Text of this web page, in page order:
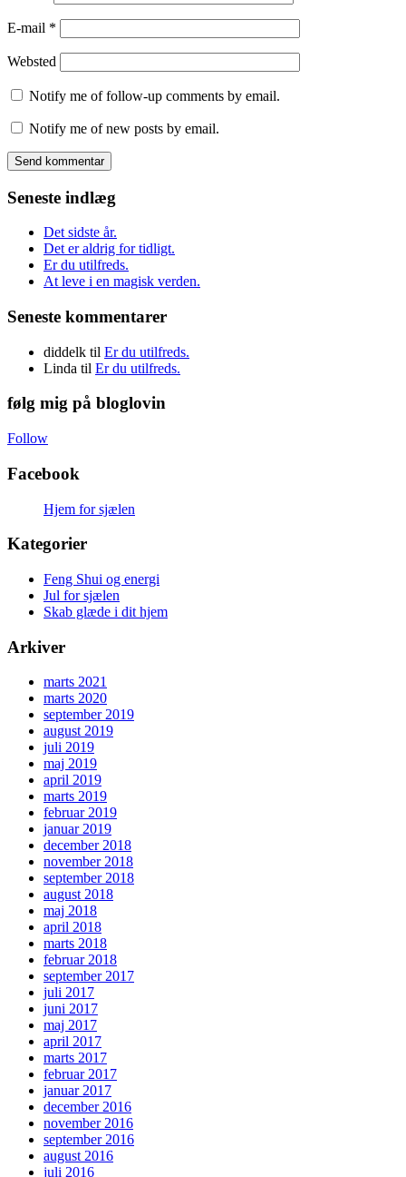
E-mail *
Websted
Notify me of follow-up comments by email.
Notify me of new posts by email.
Seneste indlæg
Det sidste år.
Det er aldrig for tidligt.
Er du utilfreds.
At leve i en magisk verden.
Seneste kommentarer
diddelk til Er du utilfreds.
Linda til Er du utilfreds.
følg mig på bloglovin
Follow
Facebook
Hjem for sjælen
Kategorier
Feng Shui og energi
Jul for sjælen
Skab glæde i dit hjem
Arkiver
marts 2021
marts 2020
september 2019
august 2019
juli 2019
maj 2019
april 2019
marts 2019
februar 2019
januar 2019
december 2018
november 2018
september 2018
august 2018
maj 2018
april 2018
marts 2018
februar 2018
september 2017
juli 2017
juni 2017
maj 2017
april 2017
marts 2017
februar 2017
januar 2017
december 2016
november 2016
september 2016
august 2016
juli 2016